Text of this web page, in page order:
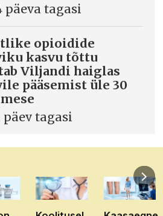
päeva tagasi
opioidide
kasvu tõttu
Viljandi haiglas
pääsemist üle 30
päev tagasi